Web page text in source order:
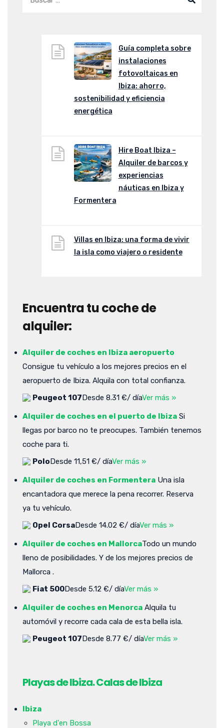
Guía completa sobre
instalaciones
fotovoltaicas en
Ibiza: ahorro,
sostenibilidad y eficiencia
energética
Hire Boat Ibiza –
Alquiler de barcos y
experiencias
náuticas en Ibiza y
Formentera
Villas en Ibiza: una forma de vivir
la isla como viajero o residente
Encuentra tu coche de
alquiler:
Alquiler de coches en Ibiza aeropuerto
Consigue tu vehículo a los mejores precios en el
aeropuerto de Ibiza. Alquila con total confianza.
Peugeot 107Desde 8.31 €/ díaVer más »
Alquiler de coches en el puerto de Ibiza Si
llegas por barco no te preocupes. También tenemos
coche para ti.
PoloDesde 11,51 €/ díaVer más »
Alquiler de coches en Formentera Una isla
encantadora que merece la pena recorrer. Reserva
ya tu vehículo.
Opel CorsaDesde 14.02 €/ díaVer más »
Alquiler de coches en MallorcaTodo un mundo
lleno de posibilidades. Y de los mejores precios de
Mallorca .
Fiat 500Desde 5.12 €/ díaVer más »
Alquiler de coches en Menorca Alquila tu
automóvil y recorre cada cala de esta bella isla.
Peugeot 107Desde 8.77 €/ díaVer más »
Playas de Ibiza. Calas de Ibiza
Ibiza
Playa d'en Bossa